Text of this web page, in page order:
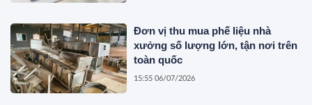
Đơn vị thu mua phế liệu nhà
xưởng số lượng lớn, tận nơi trên
toàn quốc
15:55 06/07/2026